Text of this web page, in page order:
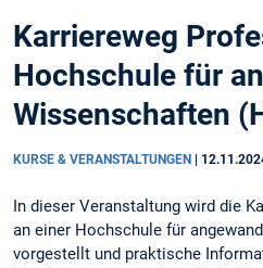
Karriereweg
Hochschule für
Wissenschaften
KURSE & VERANSTALTUNGEN
In dieser Veranstaltung wird die
an einer Hochschule für
vorgestellt und praktische